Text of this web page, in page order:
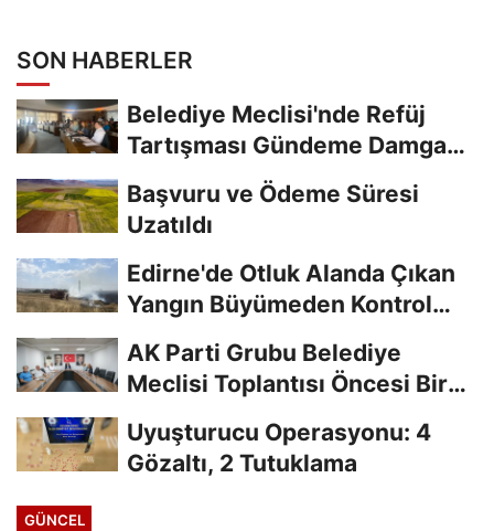
SON HABERLER
Belediye Meclisi'nde Refüj
Tartışması Gündeme Damga
Başvuru ve Ödeme Süresi
Uzatıldı
Edirne'de Otluk Alanda Çıkan
Yangın Büyümeden Kontrol
AK Parti Grubu Belediye
Meclisi Toplantısı Öncesi Bir
Uyuşturucu Operasyonu: 4
Gözaltı, 2 Tutuklama
GÜNCEL